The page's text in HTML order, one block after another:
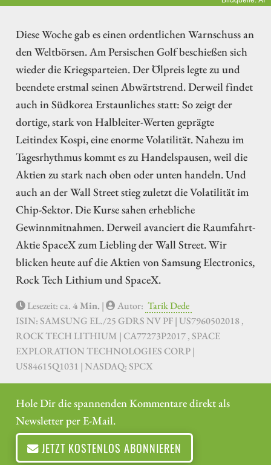
Diese Woche gab es einen ordentlichen Warnschuss an
den Weltbörsen. Am Persischen Golf beschießen sich
wieder die Kriegsparteien. Der Ölpreis legte zu und
beendete erstmal seinen Abwärtstrend. Derweil findet
auch in Südkorea Erstaunliches statt: So zeigt der
dortige, stark von Halbleiter-Werten geprägte
Leitindex Kospi, eine enorme Volatilität. Nahezu im
Tagesrhythmus kommt es zu Handelspausen, weil die
Aktien zu stark nach oben oder unten handeln. Und
auch an der Wall Street stieg zuletzt die Volatilität im
Chip-Sektor. Die Kurse sahen erhebliche
Gewinnmitnahmen. Derweil avanciert die Raumfahrt-
Aktie SpaceX zum Liebling der Wall Street. Wir
blicken heute auf die Aktien von Samsung Electronics,
Rock Tech Lithium und SpaceX.
Lesezeit: ca.4 Min. | Autor: Tarik Dede
ISIN: SAMSUNG EL./25 GDRS NV PF | US7960502018 ,
ROCK TECH LITHIUM | CA77273P2017 , SPACE
EXPLORATION TECHNOLOGIES CORP |
US84615Q1031 | NASDAQ: SPCX
Hole Dir die spannenden Kommentare direkt als
Newsletter per E-Mail.
JETZT KOSTENLOS ABONNIEREN